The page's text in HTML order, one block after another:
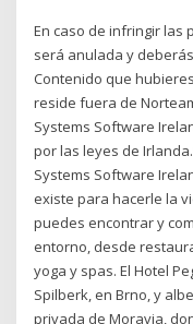
En caso de infringir las
será anulada y
Contenido que
reside fuera de
Systems Software
por las leyes de
Systems Software
existe para hacerle la
puedes encontrar y
entorno, desde
yoga y spas. El Hotel
Spilberk, en Brno, y
privada de Moravia,